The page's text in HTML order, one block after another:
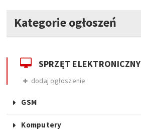
Kategorie ogłoszeń
SPRZĘT ELEKTRONICZNY
dodaj ogłoszenie
GSM
Komputery